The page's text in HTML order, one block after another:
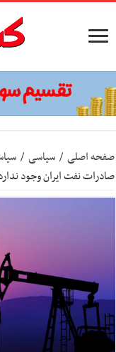
صفحه اصلی / سیاسی /
صادرات نفت ایران وجود